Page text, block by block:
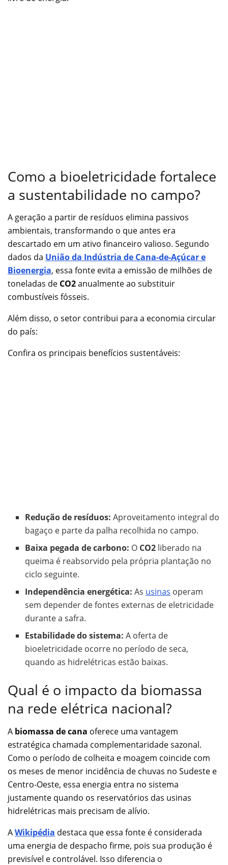
Como a bioeletricidade fortalece
a sustentabilidade no campo?
A geração a partir de resíduos elimina passivos
ambientais, transformando o que antes era
descartado em um ativo financeiro valioso. Segundo
dados da União da Indústria de Cana-de-Açúcar e
Bioenergia, essa fonte evita a emissão de milhões de
toneladas de CO2anualmente ao substituir
combustíveis fósseis.
Além disso, o setor contribui para a economia circular
do país:
Confira os principais benefícios sustentáveis:
Redução de resíduos: Aproveitamento integral do
bagaço e parte da palha recolhida no campo.
Baixa pegada de carbono: O CO2 liberado na
queima é reabsorvido pela própria plantação no
ciclo seguinte.
Independência energética: As usinas operam
sem depender de fontes externas de eletricidade
durante a safra.
Estabilidade do sistema: A oferta de
bioeletricidade ocorre no período de seca,
quando as hidrelétricas estão baixas.
Qual é o impacto da biomassa
na rede elétrica nacional?
A biomassa de cana oferece uma vantagem
estratégica chamada complementaridade sazonal.
Como o período de colheita e moagem coincide com
os meses de menor incidência de chuvas no Sudeste e
Centro-Oeste, essa energia entra no sistema
justamente quando os reservatórios das usinas
hidrelétricas mais precisam de alívio.
AWikipédia destaca que essa fonte é considerada
uma energia de despacho firme, pois sua produção é
previsível e controlável. Isso diferencia o